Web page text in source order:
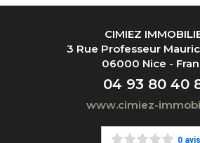
CIMIEZ
3 Rue Professeur
06000 Nice -
04 93 80 40
www.cimiez-
0 avis